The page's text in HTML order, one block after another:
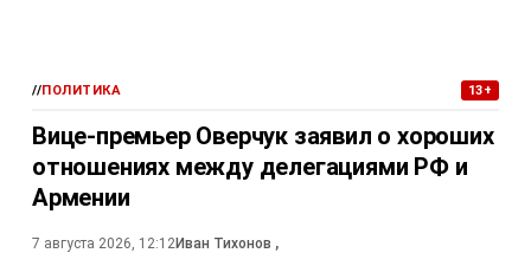
//ПОЛИТИКА 13+
Вице-премьер Оверчук заявил о хороших
отношениях между делегациями РФ и
Армении
7 августа 2026, 12:12Иван Тихонов ,